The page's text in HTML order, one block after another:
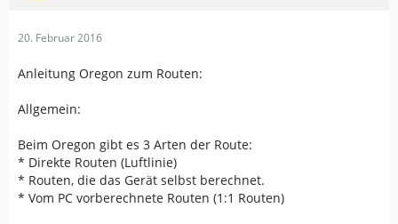
20. Februar 2016
Anleitung Oregon zum Routen:
Allgemein:
Beim Oregon gibt es 3 Arten der Route:
* Direkte Routen (Luftlinie)
* Routen, die das Gerät selbst berechnet.
* Vom PC vorberechnete Routen (1:1 Routen)